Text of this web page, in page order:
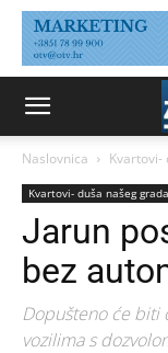
Naslovnica Kvartovi-
Kvartovi- duša našeg grada
Jarun
bez
Dopušteno će biti
vozilima s